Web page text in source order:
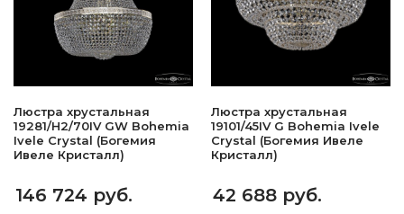
Люстра хрустальная
19281/H2/70IV GW Bohemia
Ivele Crystal (Богемия
Ивеле Кристалл)
146 724 руб.
Люстра хрустальная
19101/45IV G Bohemia Ivele
Crystal (Богемия Ивеле
Кристалл)
42 688 руб.